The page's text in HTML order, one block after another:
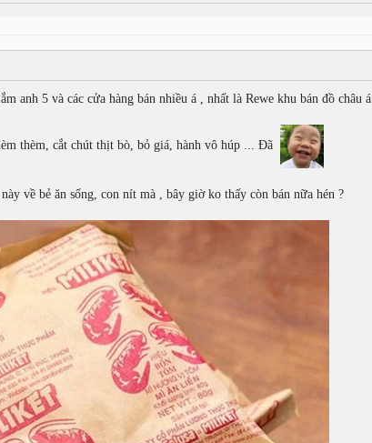
anh 5 và các cửa hàng bán nhiều á , nhất là Rewe khu bán đồ châu á
thèm, cắt chút thịt bò, bỏ giá, hành vô húp ... Đã
về bẻ ăn sống, con nít mà , bây giờ ko thấy còn bán nữa hén ?